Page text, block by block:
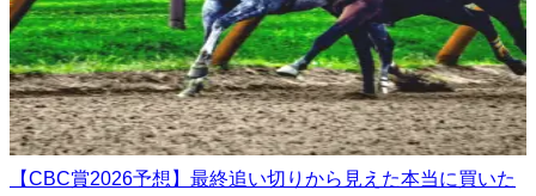
【CBC賞2026予想】最終追い切りから見えた本当に買いた